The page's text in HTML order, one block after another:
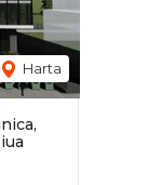
Harta